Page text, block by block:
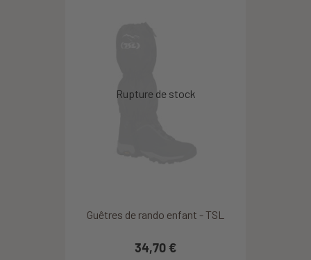
Guêtres de rando enfant - TSL
34,70 €